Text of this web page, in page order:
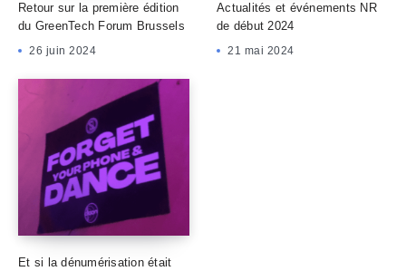
Retour sur la première édition
du GreenTech Forum Brussels
26 juin 2024
Actualités et événements NR
de début 2024
21 mai 2024
Et si la dénumérisation était